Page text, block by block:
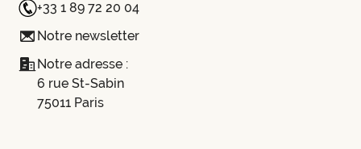
+33 1 89 72 20 04
Notre newsletter
Notre adresse :
6 rue St-Sabin
75011 Paris